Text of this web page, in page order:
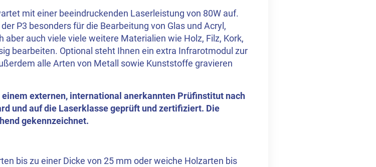
mit einer beeindruckenden Laserleistung von 80W auf.
P3 besonders für die Bearbeitung von Glas und Acryl,
aber auch viele viele weitere Materialien wie Holz, Filz, Kork,
bearbeiten. Optional steht Ihnen ein extra Infrarotmodul zur
alle Arten von Metall sowie Kunststoffe gravieren
externen, international anerkannten Prüfinstitut nach
und auf die Laserklasse geprüft und zertifiziert. Die
gekennzeichnet.
bis zu einer Dicke von 25 mm oder weiche Holzarten bis